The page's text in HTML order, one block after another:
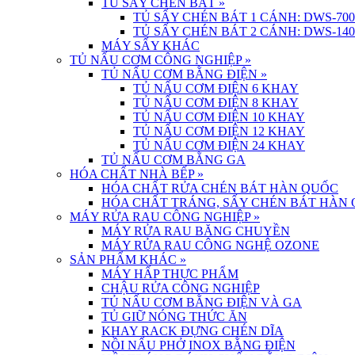
TỦ SẤY CHÉN BÁT »
TỦ SẤY CHÉN BÁT 1 CÁNH: DWS-700
TỦ SẤY CHÉN BÁT 2 CÁNH: DWS-
MÁY SẤY KHÁC
TỦ NẤU CƠM CÔNG NGHIỆP »
TỦ NẤU CƠM BẰNG ĐIỆN »
TỦ NẤU CƠM ĐIỆN 6 KHAY
TỦ NẤU CƠM ĐIỆN 8 KHAY
TỦ NẤU CƠM ĐIỆN 10 KHAY
TỦ NẤU CƠM ĐIỆN 12 KHAY
TỦ NẤU CƠM ĐIỆN 24 KHAY
TỦ NẤU CƠM BẰNG GA
HÓA CHẤT NHÀ BẾP »
HÓA CHẤT RỬA CHÉN BÁT HÀN QUỐC
HÓA CHẤT TRÁNG, SẤY CHÉN BÁT HÀN
MÁY RỬA RAU CÔNG NGHIỆP »
MÁY RỬA RAU BĂNG CHUYỀN
MÁY RỬA RAU CÔNG NGHỆ OZONE
SẢN PHẨM KHÁC »
MÁY HẤP THỰC PHẨM
CHẬU RỬA CÔNG NGHIỆP
TỦ NẤU CƠM BẰNG ĐIỆN VÀ GA
TỦ GIỮ NÓNG THỨC ĂN
KHAY RACK ĐỰNG CHÉN DĨA
NỒI NẤU PHỞ INOX BẰNG ĐIỆN